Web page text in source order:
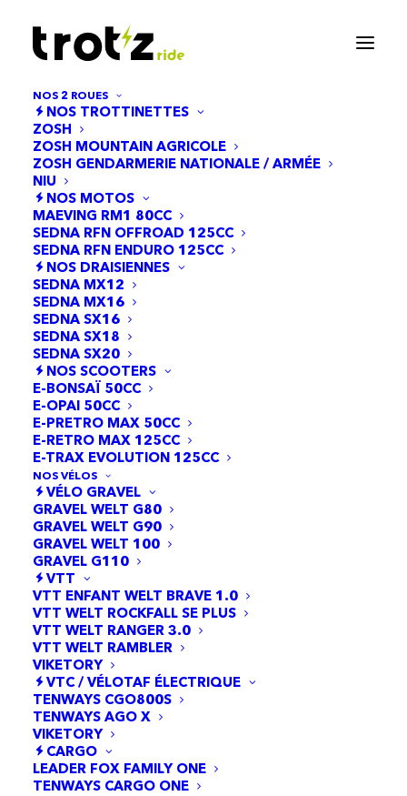
NOS 2 ROUES
NOS TROTTINETTES
ZOSH
ZOSH MOUNTAIN AGRICOLE
ZOSH GENDARMERIE NATIONALE / ARMÉE
NIU
NOS MOTOS
MAEVING RM1 80CC
SEDNA RFN OFFROAD 125CC
SEDNA RFN ENDURO 125CC
NOS DRAISIENNES
SEDNA MX12
SEDNA MX16
SEDNA SX16
SEDNA SX18
SEDNA SX20
NOS SCOOTERS
E-BONSAÏ 50CC
E-OPAI 50CC
E-PRETRO MAX 50CC
E-RETRO MAX 125CC
E-TRAX EVOLUTION 125CC
NOS VÉLOS
VÉLO GRAVEL
GRAVEL WELT G80
GRAVEL WELT G90
GRAVEL WELT 100
GRAVEL G110
VTT
VTT ENFANT WELT BRAVE 1.0
VTT WELT ROCKFALL SE PLUS
VTT WELT RANGER 3.0
VTT WELT RAMBLER
VIKETORY
VTC / VÉLOTAF ÉLECTRIQUE
TENWAYS CGO800S
TENWAYS AGO X
VIKETORY
CARGO
LEADER FOX FAMILY ONE
TENWAYS CARGO ONE
Levier de frein
14 résultats affichés